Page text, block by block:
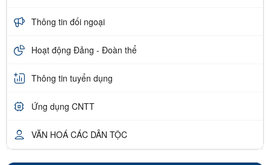
Thông tin đối ngoại
Hoạt động Đảng - Đoàn thể
Thông tin tuyển dụng
Ứng dụng CNTT
VĂN HOÁ CÁC DÂN TỘC